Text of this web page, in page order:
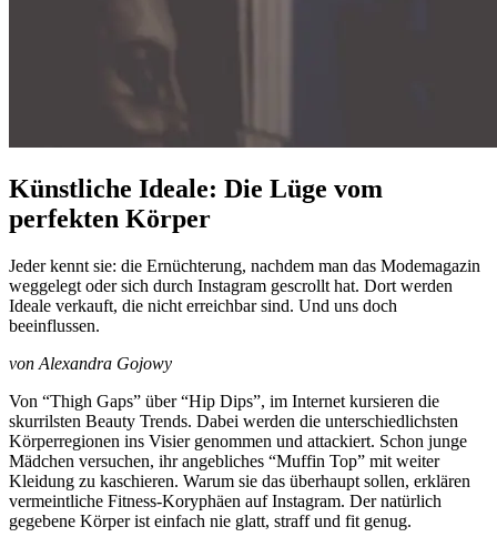
Künstliche Ideale: Die Lüge vom
perfekten Körper
Jeder kennt sie: die Ernüchterung, nachdem man das Modemagazin
weggelegt oder sich durch Instagram gescrollt hat. Dort werden
Ideale verkauft, die nicht erreichbar sind. Und uns doch
beeinflussen.
von Alexandra Gojowy
Von “Thigh Gaps” über “Hip Dips”, im Internet kursieren die
skurrilsten Beauty Trends. Dabei werden die unterschiedlichsten
Körperregionen ins Visier genommen und attackiert. Schon junge
Mädchen versuchen, ihr angebliches “Muffin Top” mit weiter
Kleidung zu kaschieren. Warum sie das überhaupt sollen, erklären
vermeintliche Fitness-Koryphäen auf Instagram. Der natürlich
gegebene Körper ist einfach nie glatt, straff und fit genug.